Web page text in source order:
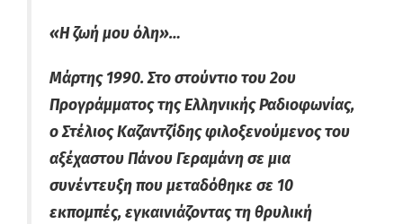
«Η ζωή μου όλη»…
Μάρτης 1990. Στο στούντιο του 2ου
Προγράμματος της Ελληνικής Ραδιοφωνίας,
ο Στέλιος Καζαντζίδης φιλοξενούμενος του
αξέχαστου Πάνου Γεραμάνη σε μια
συνέντευξη που μεταδόθηκε σε 10
εκπομπές, εγκαινιάζοντας τη θρυλική